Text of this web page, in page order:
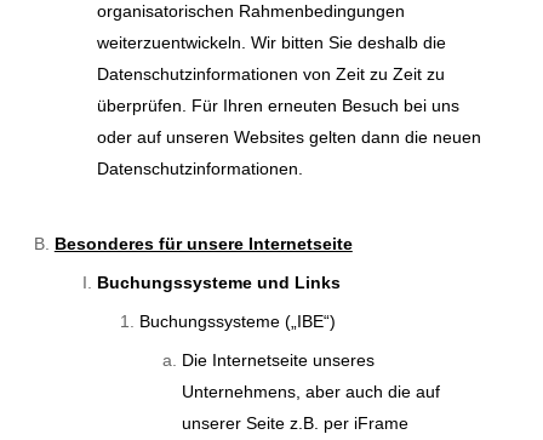
organisatorischen Rahmenbedingungen
weiterzuentwickeln. Wir bitten Sie deshalb die
Datenschutzinformationen von Zeit zu Zeit zu
überprüfen. Für Ihren erneuten Besuch bei uns
oder auf unseren Websites gelten dann die neuen
Datenschutzinformationen.
Besonderes für unsere Internetseite
Buchungssysteme und Links
Buchungssysteme („IBE“)
Die Internetseite unseres
Unternehmens, aber auch die auf
unserer Seite z.B. per iFrame